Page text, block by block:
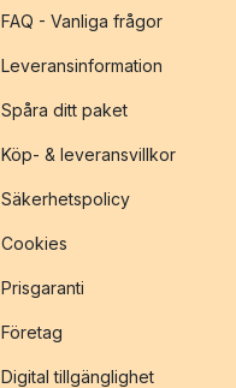
FAQ - Vanliga frågor
Leveransinformation
Spåra ditt paket
Köp- & leveransvillkor
Säkerhetspolicy
Cookies
Prisgaranti
Företag
Digital tillgänglighet